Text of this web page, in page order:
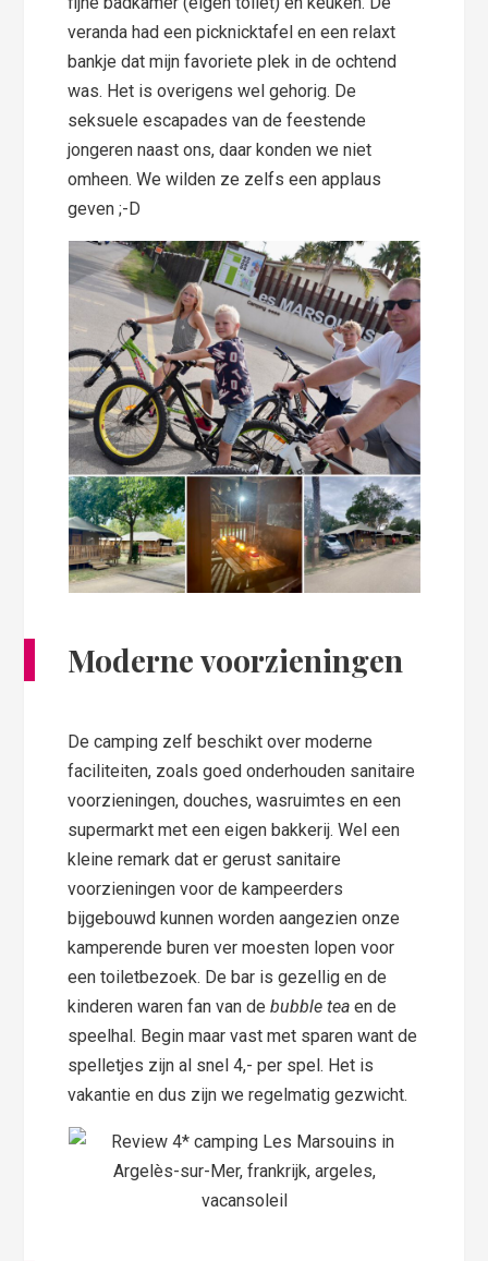
veranda had een picknicktafel en een relaxt
bankje dat mijn favoriete plek in de ochtend
was. Het is overigens wel gehorig. De
seksuele escapades van de feestende
jongeren naast ons, daar konden we niet
omheen. We wilden ze zelfs een applaus
geven ;-D
Moderne voorzieningen
De camping zelf beschikt over moderne
faciliteiten, zoals goed onderhouden sanitaire
voorzieningen, douches, wasruimtes en een
supermarkt met een eigen bakkerij. Wel een
kleine remark dat er gerust sanitaire
voorzieningen voor de kampeerders
bijgebouwd kunnen worden aangezien onze
kamperende buren ver moesten lopen voor
een toiletbezoek. De bar is gezellig en de
kinderen waren fan van debubble tea en de
speelhal. Begin maar vast met sparen want de
spelletjes zijn al snel 4,- per spel. Het is
vakantie en dus zijn we regelmatig gezwicht.